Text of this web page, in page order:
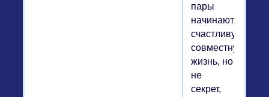
пары
начинают
счастливую
совместную
жизнь, но
не
секрет,